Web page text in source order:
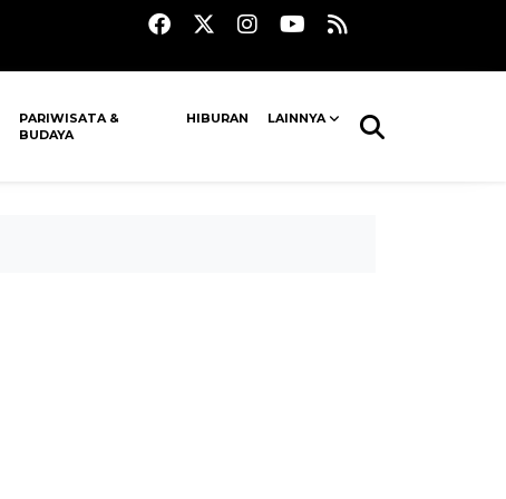
PARIWISATA &
BUDAYA
HIBURAN LAINNYA